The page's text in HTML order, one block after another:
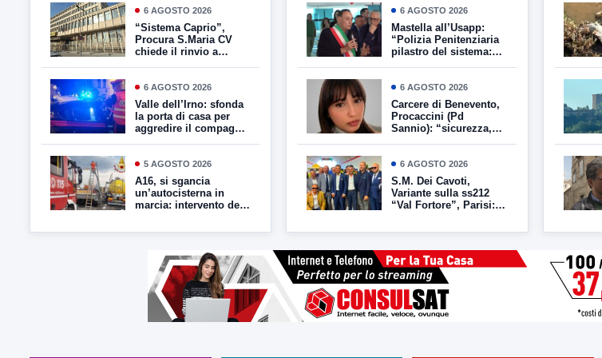
6 AGOSTO 2026
“Sistema Caprio”,
Procura S.Maria CV
chiede il rinvio a
6 AGOSTO 2026
Valle dell’Irno: sfonda
la porta di casa per
aggredire il compagno
l’intervento dei
Carabinieri
5 AGOSTO 2026
A16, si sgancia
un’autocisterna in
marcia: intervento dei
Mirabella Eclano
6 AGOSTO 2026
Mastella all’Usapp:
“Polizia Penitenziaria
pilastro del sistema:
6 AGOSTO 2026
Carcere di Benevento,
Procaccini (Pd
Sannio): “sicurezza,
insieme”
6 AGOSTO 2026
S.M. Dei Cavoti,
Variante sulla ss212
“Val Fortore”, Parisi:
mantengono le